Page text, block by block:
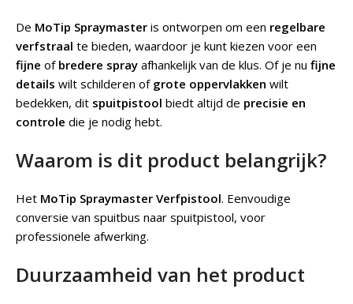
De MoTip Spraymaster is ontworpen om een regelbare
verfstraal te bieden, waardoor je kunt kiezen voor een
fijne of bredere spray afhankelijk van de klus. Of je nu fijne
details wilt schilderen of grote oppervlakken wilt
bedekken, dit spuitpistool biedt altijd de precisie en
controle die je nodig hebt.
Waarom is dit product belangrijk?
Het MoTip Spraymaster Verfpistool. Eenvoudige
conversie van spuitbus naar spuitpistool, voor
professionele afwerking.
Duurzaamheid van het product